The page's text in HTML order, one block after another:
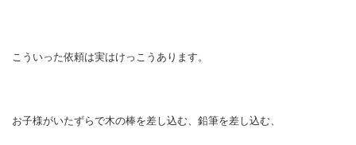
こういった依頼は実はけっこうあります。
お子様がいたずらで木の棒を差し込む、鉛筆を差し込む、